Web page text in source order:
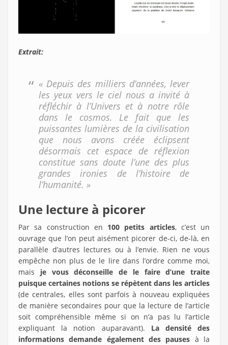
Extrait:
« Depuis des milliers d’années, lever
les yeux vers le ciel nous a invité à
réfléchir à l’Univers et à notre rôle
dans le cosmos. Le fait que les
puissantes lumières de la civilisation
que nous avons créée éclipsent
désormais cet espace de réflexion
constitue sans doute l’une des plus
grandes ironies de l’histoire de
l’humanité. »
Une lecture à picorer
Par sa construction en 100 petits articles, c’est un
ouvrage que l’on peut aisément picorer de-ci, de-là, en
parallèle d’autres lectures ou à l’envie. Rien ne vous
empêche non plus de le lire dans l’ordre comme moi,
mais je vous déconseille de le faire d’une traite
puisque certaines notions se répètent dans les articles
(de centrales, elles sont parfois à nouveau expliquées
de manière secondaires pour que la lecture de l’article
soit compréhensible même si on n’a pas lu l’article
expliquant la notion auparavant). La densité des
informations demande également des pauses à la